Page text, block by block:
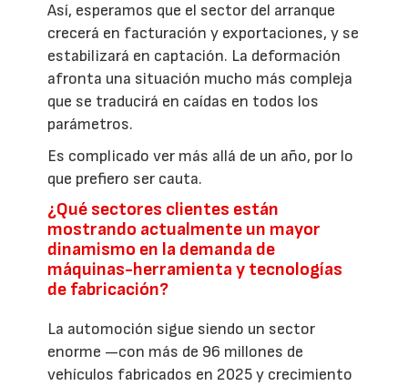
Así, esperamos que el sector del arranque
crecerá en facturación y exportaciones, y se
estabilizará en captación. La deformación
afronta una situación mucho más compleja
que se traducirá en caídas en todos los
parámetros.
Es complicado ver más allá de un año, por lo
que prefiero ser cauta.
¿Qué sectores clientes están
mostrando actualmente un mayor
dinamismo en la demanda de
máquinas-herramienta y tecnologías
de fabricación?
La automoción sigue siendo un sector
enorme —con más de 96 millones de
vehículos fabricados en 2025 y crecimiento